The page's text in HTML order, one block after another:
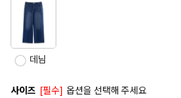
데님
사이즈 [필수] 옵션을 선택해 주세요